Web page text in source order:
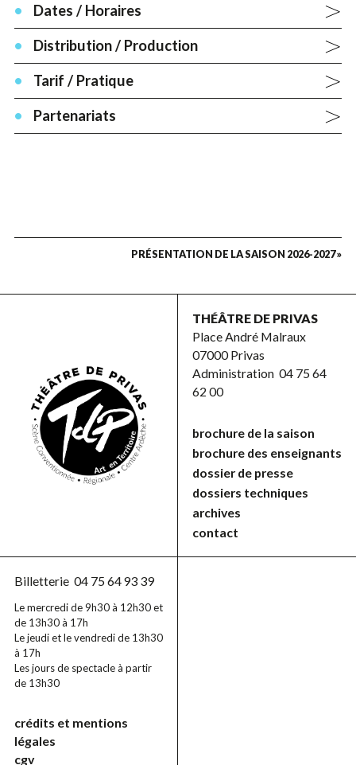
Dates / Horaires
Distribution / Production
Tarif / Pratique
Partenariats
PRÉSENTATION DE LA SAISON 2026-2027 »
THÉÂTRE DE PRIVAS
Place André Malraux
07000 Privas
Administration 04 75 64
62 00
brochure de la saison
brochure des enseignants
dossier de presse
dossiers techniques
archives
contact
Billetterie 04 75 64 93 39
Le mercredi de 9h30 à 12h30 et
de 13h30 à 17h
Le jeudi et le vendredi de 13h30
à 17h
Les jours de spectacle à partir
de 13h30
crédits et mentions
légales
cgv